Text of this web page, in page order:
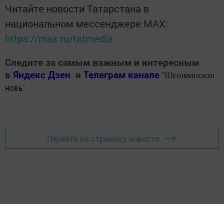
Читайте новости Татарстана в
национальном мессенджере MАХ:
https://max.ru/tatmedia
Следите за самым важным и интересным
в Яндекс Дзен и Телеграм канале " Шешминская
новь"
Перейти на страницу новости